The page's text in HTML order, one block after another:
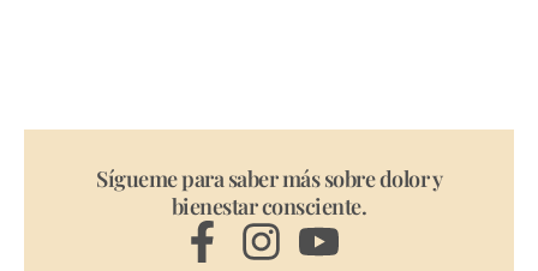
Sígueme para saber más sobre dolor y
bienestar consciente.